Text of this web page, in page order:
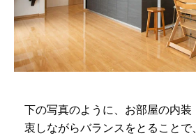
下の写真のように、お部屋の内装
衷しながらバランスをとることで